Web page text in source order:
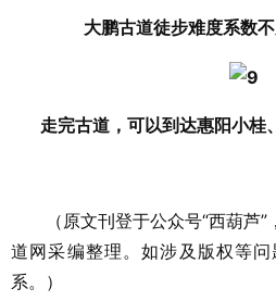
大鹏古道徒步难度系数
走完古道，可以到达惠阳小桂
（原文刊登于公众号“西葫芦”
道网采编整理。如涉及版权等
系。）